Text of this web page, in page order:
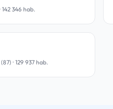
142 346 hab.
· 129 937 hab.